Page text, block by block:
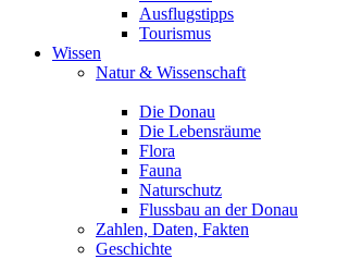
Ausflugstipps
Tourismus
Wissen
Natur & Wissenschaft
Die Donau
Die Lebensräume
Flora
Fauna
Naturschutz
Flussbau an der Donau
Zahlen, Daten, Fakten
Geschichte